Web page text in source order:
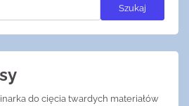
Szukaj
do cięcia twardych materiałów